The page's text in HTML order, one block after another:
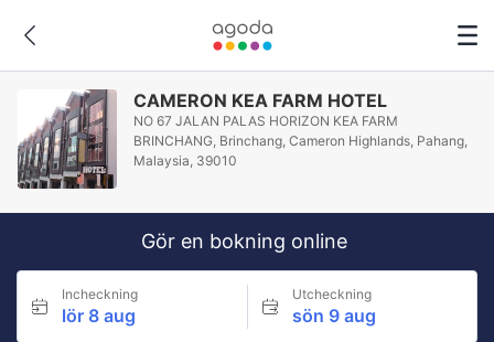
CAMERON KEA FARM HOTEL
NO 67 JALAN PALAS HORIZON KEA FARM
BRINCHANG, Brinchang, Cameron Highlands, Pahang,
Malaysia, 39010
Gör en bokning online
Incheckning
lör 8 aug
Utcheckning
sön 9 aug